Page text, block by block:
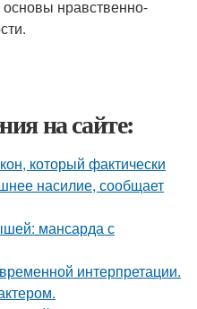
нравственно-
на сайте:
который фактически
насилие, сообщает
мансарда с
интерпретации.